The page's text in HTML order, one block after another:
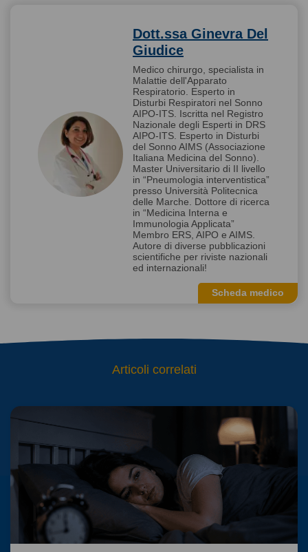
Dott.ssa Ginevra Del
Giudice
Medico chirurgo, specialista in
Malattie dell'Apparato
Respiratorio. Esperto in
Disturbi Respiratori nel Sonno
AIPO-ITS. Iscritta nel Registro
Nazionale degli Esperti in DRS
AIPO-ITS. Esperto in Disturbi
del Sonno AIMS (Associazione
Italiana Medicina del Sonno).
Master Universitario di II livello
in “Pneumologia interventistica”
presso Università Politecnica
delle Marche. Dottore di ricerca
in “Medicina Interna e
Immunologia Applicata”
Membro ERS, AIPO e AIMS.
Autore di diverse pubblicazioni
scientifiche per riviste nazionali
ed internazionali!
Scheda medico
Articoli correlati